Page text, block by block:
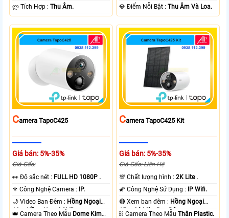
️ლ Tích Hợp :Thu Âm. ️💎 Điểm Nỗi Bật :Thu Âm Và Loa.
CAmera TapoC425
Giá bán: 5%-35%
Giá Gốc:
️👀 Độ sắc nét : FULL HD 1080P .
⚜️ Công Nghệ Camera : IP.
🌙 Video Ban Đêm : Hồng Ngoại
10m Hồng Ngoại SMD.
👑 Camera Theo Mẫu Dome Kim
CAmera TapoC425 Kit
Giá bán: 5%-35%
Giá Gốc: Liên Hệ
💯 Chất lượng hình :2K Lite .
🌠 Công Nghệ Sử Dụng : IP Wifi.
🔴 Xem ban đêm : Hồng Ngoại
15m Có Màu Ban Ðêm.
⛓ Camera Theo MẫuThân Plastic.